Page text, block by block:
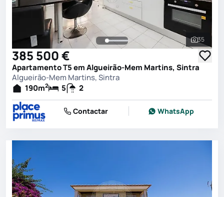
Ver
35
385 500 €
Apartamento T5 em Algueirão-Mem Martins, Sintra
Algueirão-Mem Martins, Sintra
190m2 5 2
Contactar WhatsApp